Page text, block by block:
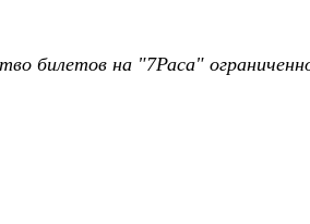
билетов на "7Раса"